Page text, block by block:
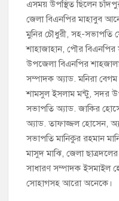
এসময় উপস্থিত ছিলেন
জেলা বিএনপির মাহাবুব
মুনির চৌধুরী, সহ-
শাহাজাহান, পৌর
উপজেলা বিএনপির
সম্পাদক অ্যাড. মনিরা
শামসুল ইসলাম মন্টু, সদর
সভাপতি অ্যাড. জাকির
অ্যাড. তাফাজ্জল হোসেন,
সভাপতি মানিকুর রহমান
মাসুদ মাঝি, জেলা
সাধারণ সম্পাদক ইসমাইল
সোহাগসহ আরো অনেকে।